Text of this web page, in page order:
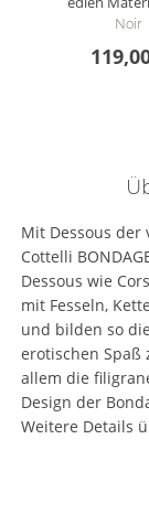
Noir
Mit Dessous
Cottelli
Dessous wie
mit Fesseln,
und bilden so
erotischen Spaß
allem die
Design der
Weitere Details